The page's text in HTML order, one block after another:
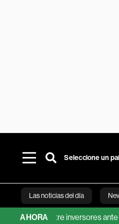
Seleccione un
Las noticias del día
AHORA
entre inversores ante la